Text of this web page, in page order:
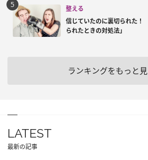
整える
信じていたのに裏切られた
られたときの対処法」
ランキングをもっと
LATEST
最新の記事